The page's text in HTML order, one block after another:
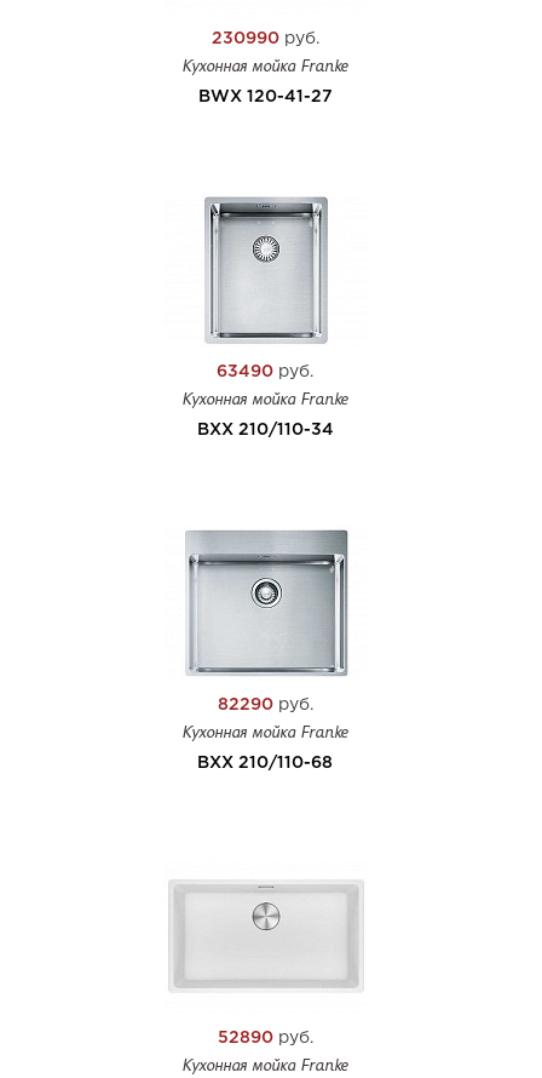
230990руб.
Кухонная мойка Franke
BWX 120-41-27
63490 руб.
Кухонная мойка Franke
BXX 210/110-34
82290руб.
Кухонная мойка Franke
BXX 210/110-68
52890руб.
Кухонная мойка Franke